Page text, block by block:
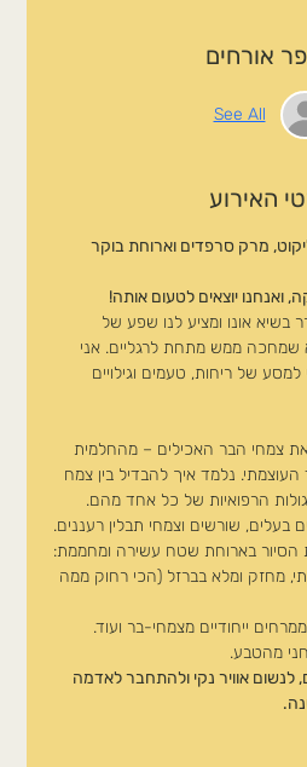
אורחים
See All
האירוע
מרק סרפדים וארוחת בוקר
ואנחנו יוצאים לטעום אותה!
אונו ומציע לנו שפע של
שמחכה ממש מתחת לרגליים. אני
של ריחות, טעמים וגילויים
צמחי הבר האכילים – מהחלמית
נלמד איך להבדיל בין צמח
הרפואיות של כל אחד מהם.
בעלים, שורשים וצמחי תבלין רעננים.
הסיור בארוחת שטח עשירה ומחממת:
מחזק ומלא בברזל (הכי רחוק ממה
ממרחים ייחודיים מצמחי-בר ועוד.
מהטבע.
אוויר נקי ולהתחבר לאדמה